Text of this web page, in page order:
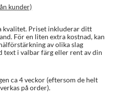
kunder)
kvalitet. Priset inkluderar ditt
För en liten extra kostnad, kan
av olika slag
text i valbar färg eller rent av din
ca 4 veckor (eftersom de helt
på order).